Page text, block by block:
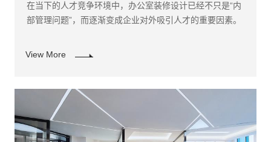
在当下的人才竞争环境中，办公室装修设计已经不只是“内
部管理问题”，而逐渐变成企业对外吸引人才的重要因素。
View More